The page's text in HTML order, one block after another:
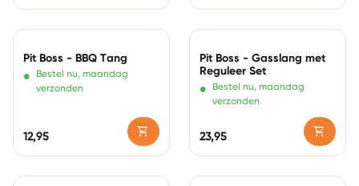
Normale prijs
Verkoopprijs Normale prijs
Verkoopprijs
Pit Boss - BBQ Tang
•
Bestel nu, maandag
verzonden
Normale prijs
12,95 shopping_cart
Pit Boss - Gasslang met
Reguleer Set
•
Bestel nu, maandag
verzonden
Normale prijs
23,95 shopping_cart